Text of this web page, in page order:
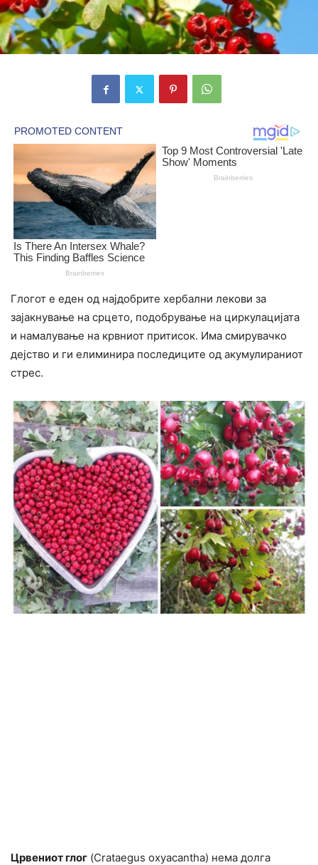
Глогот е еден од најдобрите хербални лекови за
зајакнување на срцето, подобрување на циркулацијата
и намалување на крвниот притисок. Има смирувачко
дејство и ги елиминира последиците од акумулираниот
стрес.
Црвениот глог (Crataegus oxyacantha) нема долга